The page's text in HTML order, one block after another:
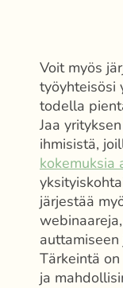
Voit myös
työyhteisösi
todella
Jaa
ihmisistä,
kokemuksia
järjestää
Tärkeintä
ja